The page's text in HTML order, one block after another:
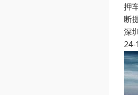
押
断
深
24-